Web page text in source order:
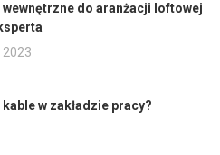
do aranżacji loftowej
w zakładzie pracy?